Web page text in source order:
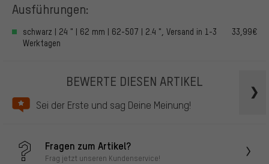
Ausführungen:
schwarz | 24 " | 62 mm | 62-507 | 2.4 ", Versand in 1-3
Werktagen
33,99€
BEWERTE DIESEN ARTIKEL
Sei der Erste und sag Deine Meinung!
Fragen zum Artikel?
Frag jetzt unseren Kundenservice!